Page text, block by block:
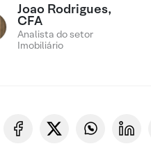
Joao Rodrigues,
CFA
Analista do setor
Imobiliário